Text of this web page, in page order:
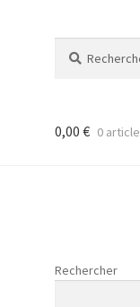
pour :
0,00 € 0 article
Rechercher